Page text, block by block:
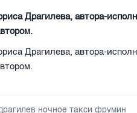
Драгилева, автора-
Драгилева, автора-
ночное такси фрумин